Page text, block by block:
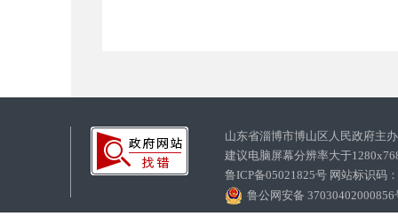
山东省淄博市博山区人民政府
建议电脑屏幕分辨率大于
鲁ICP备05021825号 网站标识码
鲁公网安备 37030402000856